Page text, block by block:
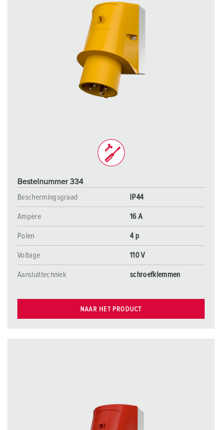
Bestelnummer 334
Beschermingsgraad
IP44
Ampère 16 A
Polen 4 p
Voltage 110 V
Aansluittechniek schroefklemmen
NAAR HET PRODUCT